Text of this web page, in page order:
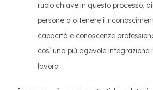
ruolo chiave in questo processo,
persone a ottenere il
capacità e conoscenze
così una più agevole integrazione
lavoro.